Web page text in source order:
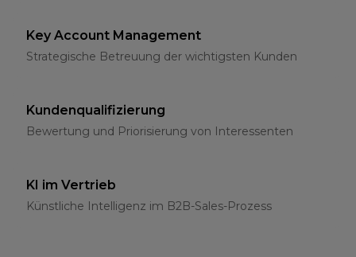
Key Account Management
Strategische Betreuung der wichtigsten Kunden
Kundenqualifizierung
Bewertung und Priorisierung von Interessenten
KI im Vertrieb
Künstliche Intelligenz im B2B-Sales-Prozess